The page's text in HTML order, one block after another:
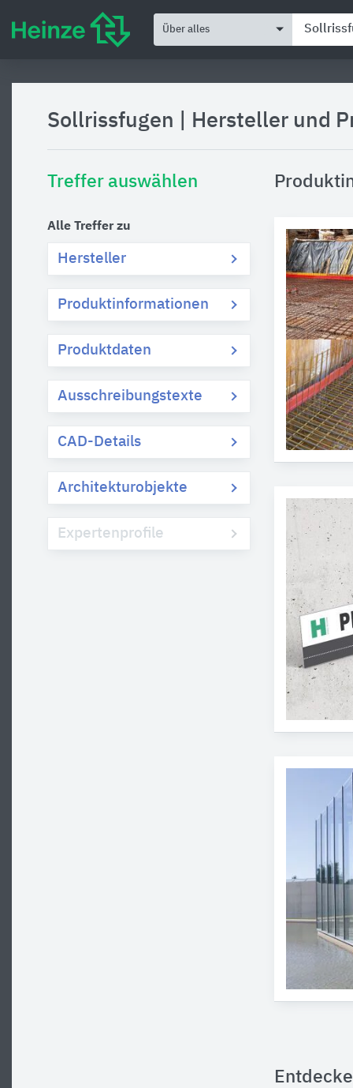
Über alles
Sollrissfugen Hersteller und
Treffer auswählen
Alle Treffer zu
Hersteller
Produktinformationen
Produktdaten
Ausschreibungstexte
CAD-Details
Architekturobjekte
Expertenprofile